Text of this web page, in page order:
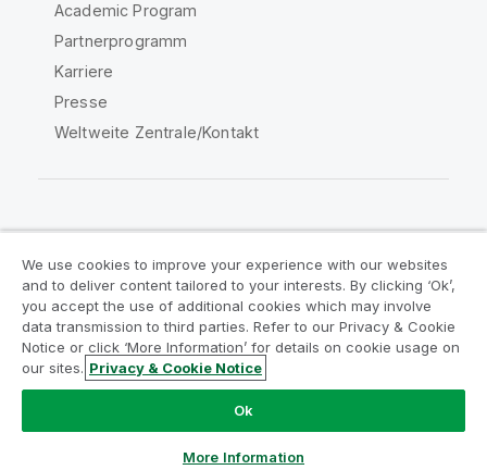
Academic Program
Partnerprogramm
Karriere
Presse
Weltweite Zentrale/Kontakt
Rechtliche Vereinbarungen
Produktbedingungen
Legal Policies
Legal Policies
Benutzungsbedingungen
Marken
Do Not Share My Info
Copyright © 1993-2026 QlikTech International AB. Alle
We use cookies to improve your experience with our websites
and to deliver content tailored to your interests. By clicking ‘Ok’,
you accept the use of additional cookies which may involve
data transmission to third parties. Refer to our Privacy & Cookie
Notice or click ‘More Information’ for details on cookie usage on
our sites. Privacy & Cookie Notice
Ok
More Information